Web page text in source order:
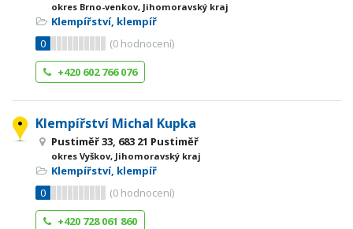
okres Brno-venkov, Jihomoravský kraj
Klempířství, klempíř
0
(0 hodnocení)
+420 602 766 076
Klempířství Michal Kupka
Pustiměř 33, 683 21 Pustiměř
okres Vyškov, Jihomoravský kraj
Klempířství, klempíř
0
(0 hodnocení)
+420 728 061 860